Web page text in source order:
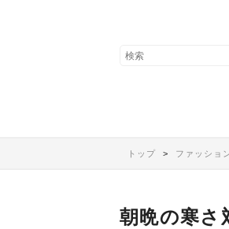
トップ ファッショ
朝晩の寒さ